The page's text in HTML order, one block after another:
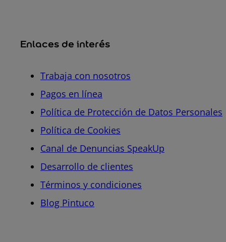
Enlaces de interés
Trabaja con nosotros
Pagos en línea
Política de Protección de Datos Personales
Política de Cookies
Canal de Denuncias SpeakUp
Desarrollo de clientes
Términos y condiciones
Blog Pintuco